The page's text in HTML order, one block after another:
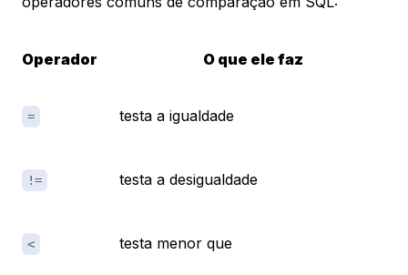
Operador O que ele faz
= testa a igualdade
!= testa a desigualdade
< testa menor que